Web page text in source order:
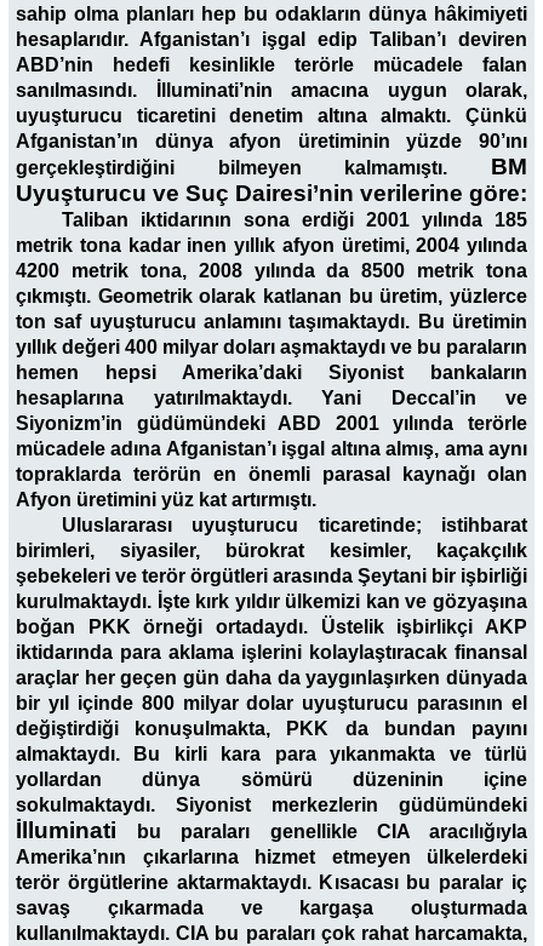
sahip olma planları hep bu odakların dünya hâkimiyeti
hesaplarıdır. Afganistan’ı işgal edip Taliban’ı deviren
ABD’nin hedefi kesinlikle terörle mücadele falan
sanılmasındı. İlluminati’nin amacına uygun olarak,
uyuşturucu ticaretini denetim altına almaktı. Çünkü
Afganistan’ın dünya afyon üretiminin yüzde 90’ını
gerçekleştirdiğini bilmeyen kalmamıştı. BM
Uyuşturucu ve Suç Dairesi’nin verilerine göre:
Taliban iktidarının sona erdiği 2001 yılında 185
metrik tona kadar inen yıllık afyon üretimi, 2004 yılında
4200 metrik tona, 2008 yılında da 8500 metrik tona
çıkmıştı. Geometrik olarak katlanan bu üretim, yüzlerce
ton saf uyuşturucu anlamını taşımaktaydı. Bu üretimin
yıllık değeri 400 milyar doları aşmaktaydı ve bu paraların
hemen hepsi Amerika’daki Siyonist bankaların
hesaplarına yatırılmaktaydı. Yani Deccal’in ve
Siyonizm’in güdümündeki ABD 2001 yılında terörle
mücadele adına Afganistan’ı işgal altına almış, ama aynı
topraklarda terörün en önemli parasal kaynağı olan
Afyon üretimini yüz kat artırmıştı.
Uluslararası uyuşturucu ticaretinde; istihbarat
birimleri, siyasiler, bürokrat kesimler, kaçakçılık
şebekeleri ve terör örgütleri arasında Şeytani bir işbirliği
kurulmaktaydı. İşte kırk yıldır ülkemizi kan ve gözyaşına
boğan PKK örneği ortadaydı. Üstelik işbirlikçi AKP
iktidarında para aklama işlerini kolaylaştıracak finansal
araçlar her geçen gün daha da yaygınlaşırken dünyada
bir yıl içinde 800 milyar dolar uyuşturucu parasının el
değiştirdiği konuşulmakta, PKK da bundan payını
almaktaydı. Bu kirli kara para yıkanmakta ve türlü
yollardan dünya sömürü düzeninin içine
sokulmaktaydı. Siyonist merkezlerin güdümündeki
İlluminati
bu paraları genellikle CIA aracılığıyla
Amerika’nın çıkarlarına hizmet etmeyen ülkelerdeki
terör örgütlerine aktarmaktaydı. Kısacası bu paralar iç
savaş çıkarmada ve kargaşa oluşturmada
kullanılmaktaydı. CIA bu paraları çok rahat harcamakta,